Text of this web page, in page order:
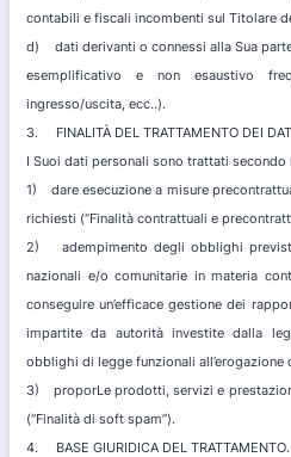
contabili e fiscali incombenti sul Titolare
d) dati derivanti o connessi alla Sua
esemplificativo e non esaustivo
ingresso/uscita, ecc..).
3. FINALITÀ DEL TRATTAMENTO DEI
I Suoi dati personali sono trattati secondo
1) dare esecuzione a misure
richiesti (“Finalità contrattuali e
2) adempimento degli obblighi
nazionali e/o comunitarie in materia
conseguire un’efficace gestione dei
impartite da autorità investite dalla
obblighi di legge funzionali all’erogazione
3) proporLe prodotti, servizi e
(“Finalità di soft spam”).
4. BASE GIURIDICA DEL TRATTAMENTO.